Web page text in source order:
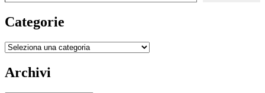
Categorie
Categorie
Archivi